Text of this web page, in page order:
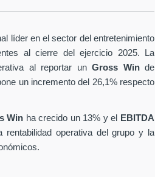
líder en el sector del entretenimiento
al cierre del ejercicio 2025. La
al reportar un Gross Win de
un incremento del 26,1% respecto
Win ha crecido un 13% y el
EBITDA
operativa del grupo y la